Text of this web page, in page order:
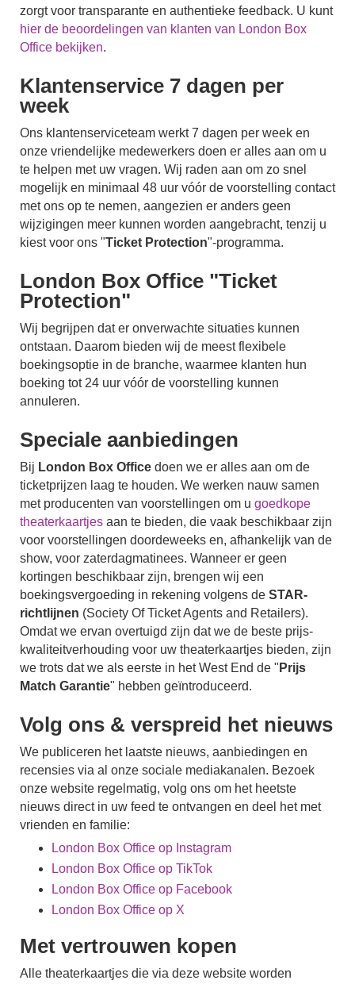
zorgt voor transparante en authentieke feedback. U kunt
hier de beoordelingen van klanten van London Box
Office bekijken.
Klantenservice 7 dagen per
week
Ons klantenserviceteam werkt 7 dagen per week en
onze vriendelijke medewerkers doen er alles aan om u
te helpen met uw vragen. Wij raden aan om zo snel
mogelijk en minimaal 48 uur vóór de voorstelling contact
met ons op te nemen, aangezien er anders geen
wijzigingen meer kunnen worden aangebracht, tenzij u
kiest voor ons "Ticket Protection"-programma.
London Box Office "Ticket
Protection"
Wij begrijpen dat er onverwachte situaties kunnen
ontstaan. Daarom bieden wij de meest flexibele
boekingsoptie in de branche, waarmee klanten hun
boeking tot 24 uur vóór de voorstelling kunnen
annuleren.
Speciale aanbiedingen
Bij London Box Office doen we er alles aan om de
ticketprijzen laag te houden. We werken nauw samen
met producenten van voorstellingen om u goedkope
theaterkaartjes aan te bieden, die vaak beschikbaar zijn
voor voorstellingen doordeweeks en, afhankelijk van de
show, voor zaterdagmatinees. Wanneer er geen
kortingen beschikbaar zijn, brengen wij een
boekingsvergoeding in rekening volgens de STAR-
richtlijnen (Society Of Ticket Agents and Retailers).
Omdat we ervan overtuigd zijn dat we de beste prijs-
kwaliteitverhouding voor uw theaterkaartjes bieden, zijn
we trots dat we als eerste in het West End de " Prijs
Match Garantie" hebben geïntroduceerd.
Volg ons & verspreid het nieuws
We publiceren het laatste nieuws, aanbiedingen en
recensies via al onze sociale mediakanalen. Bezoek
onze website regelmatig, volg ons om het heetste
nieuws direct in uw feed te ontvangen en deel het met
vrienden en familie:
London Box Office op Instagram
London Box Office op TikTok
London Box Office op Facebook
London Box Office op X
Met vertrouwen kopen
Alle theaterkaartjes die via deze website worden